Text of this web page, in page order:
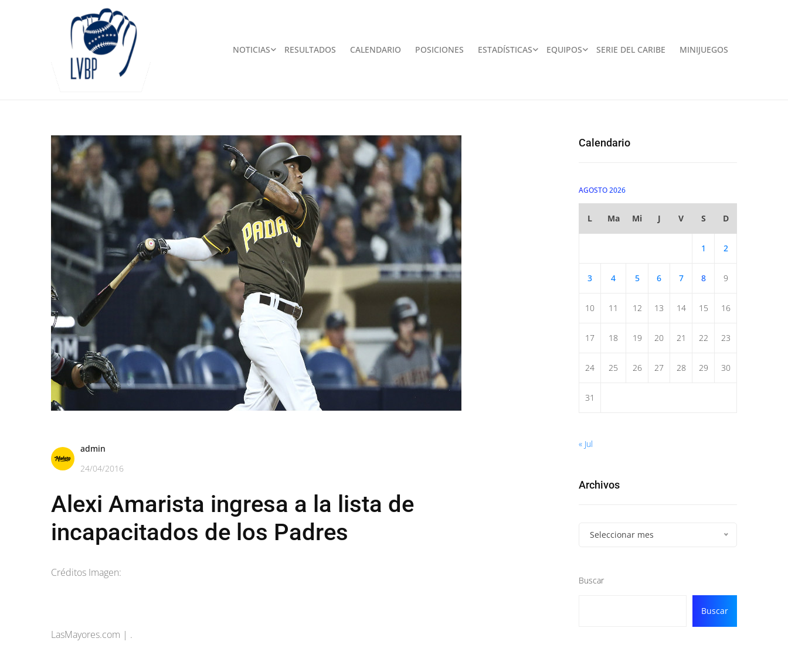
NOTICIAS RESULTADOS CALENDARIO POSICIONES ESTADÍSTICAS EQUIPOS SERIE DEL CARIBE MINIJUEGOS
admin
24/04/2016
Alexi Amarista ingresa a la lista de
incapacitados de los Padres
Créditos Imagen:
LasMayores.com | .
Calendario
AGOSTO 2026
L Ma Mi J V S D
1 2
3 4 5 6 7 8 9
10 11 12 13 14 15 16
17 18 19 20 21 22 23
24 25 26 27 28 29 30
31
« Jul
Archivos
Seleccionar mes
Buscar
Buscar